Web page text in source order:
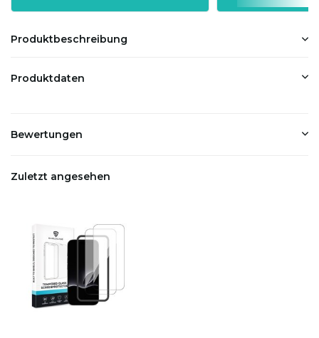
Produktbeschreibung
Produktdaten
Bewertungen
Zuletzt angesehen